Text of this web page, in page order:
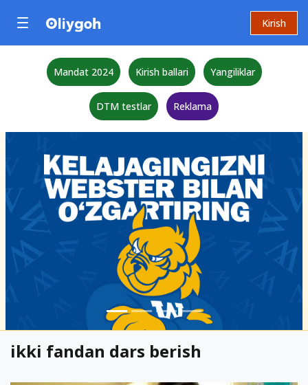
Kirish
Mandat 2024 Kirish ballari Yangiliklar
DTM testlar Reklama
ikki fandan dars berish